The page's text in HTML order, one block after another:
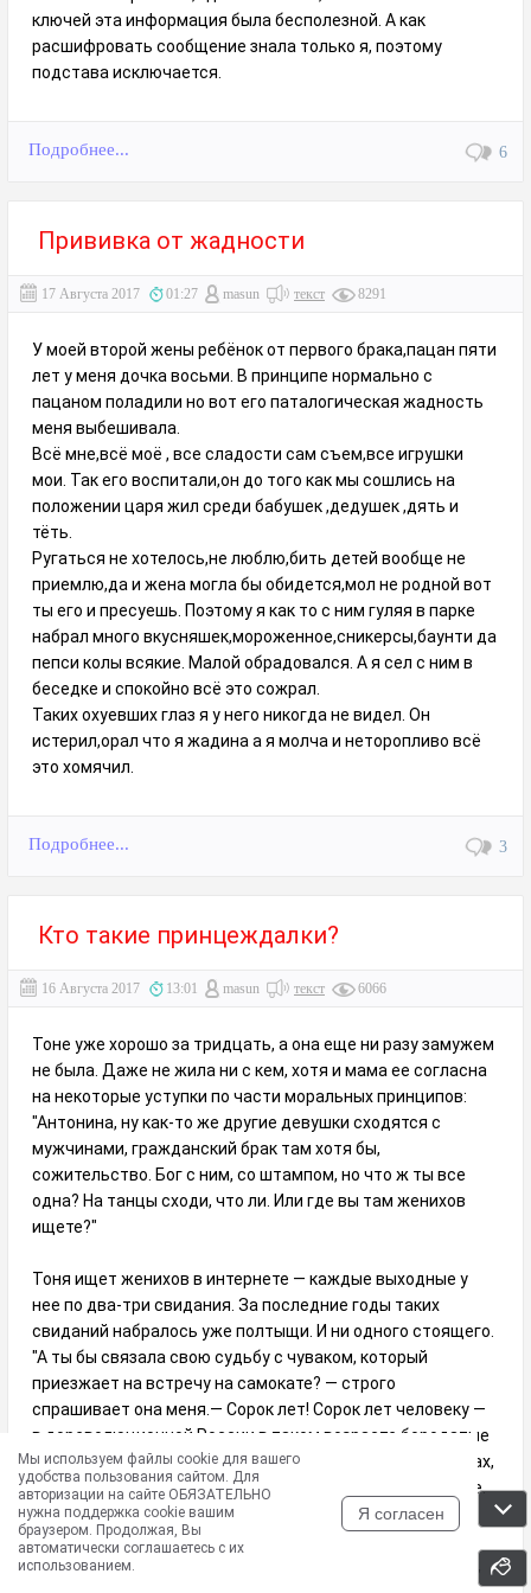
ключей эта информация была бесполезной. А как
расшифровать сообщение знала только я, поэтому
подстава исключается.
Подробнее... 6
Прививка от жадности
17 Августа 2017 01:27 masun текст 8291
У моей второй жены ребёнок от первого брака,пацан пяти
лет у меня дочка восьми. В принципе нормально с
пацаном поладили но вот его паталогическая жадность
меня выбешивала.
Всё мне,всё моё , все сладости сам съем,все игрушки
мои. Так его воспитали,он до того как мы сошлись на
положении царя жил среди бабушек ,дедушек ,дять и
тёть.
Ругаться не хотелось,не люблю,бить детей вообще не
приемлю,да и жена могла бы обидется,мол не родной вот
ты его и пресуешь. Поэтому я как то с ним гуляя в парке
набрал много вкусняшек,мороженное,сникерсы,баунти да
пепси колы всякие. Малой обрадовался. А я сел с ним в
беседке и спокойно всё это сожрал.
Таких охуевших глаз я у него никогда не видел. Он
истерил,орал что я жадина а я молча и неторопливо всё
это хомячил.
Подробнее... 3
Кто такие принцеждалки?
16 Августа 2017 13:01 masun текст 6066
Тоне уже хорошо за тридцать, а она еще ни разу замужем
не была. Даже не жила ни с кем, хотя и мама ее согласна
на некоторые уступки по части моральных принципов:
"Антонина, ну как-то же другие девушки сходятся с
мужчинами, гражданский брак там хотя бы,
сожительство. Бог с ним, со штампом, но что ж ты все
одна? На танцы сходи, что ли. Или где вы там женихов
ищете?"
Тоня ищет женихов в интернете — каждые выходные у
нее по два-три свидания. За последние годы таких
свиданий набралось уже полтыщи. И ни одного стоящего.
"А ты бы связала свою судьбу с чуваком, который
приезжает на встречу на самокате? — строго
спрашивает она меня.— Сорок лет! Сорок лет человеку —
в дореволюционной России в таком возрасте бородатые
деды уже место на погосте себе готовили! А этот в кедах,
на самокате прилетел и предложил прогуляться в парке.
Абсолютно несерьезный — снимает какой-то лофт,
карьеры нормальной не сделал, одни художественные
выставки да музыкальные фестивали у него на уме... Фу,
Мы используем файлы cookie для вашего
удобства пользования сайтом. Для
авторизации на сайте ОБЯЗАТЕЛЬНО
нужна поддержка cookie вашим
браузером. Продолжая, Вы
автоматически соглашаетесь с их
использованием.
Я согласен